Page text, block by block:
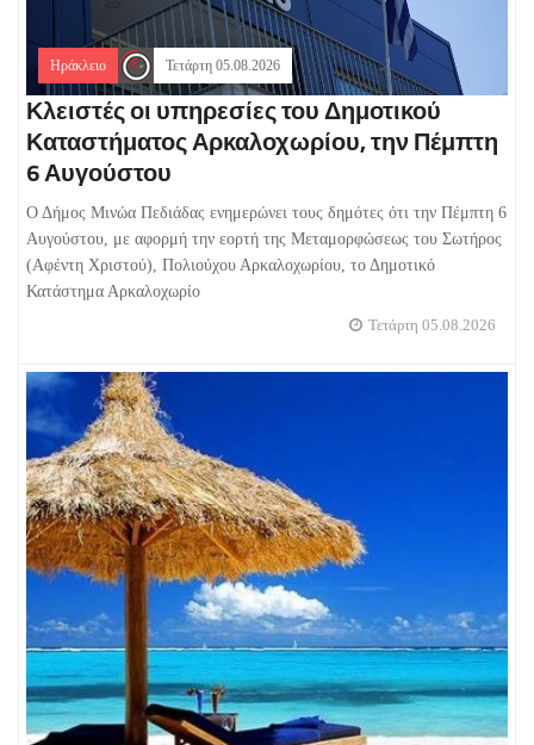
Ηράκλειο Τετάρτη 05.08.2026
Κλειστές οι υπηρεσίες του Δημοτικού
Καταστήματος Αρκαλοχωρίου, την Πέμπτη
6 Αυγούστου
Ο Δήμος Μινώα Πεδιάδας ενημερώνει τους δημότες ότι την Πέμπτη 6
Αυγούστου, με αφορμή την εορτή της Μεταμορφώσεως του Σωτήρος
(Αφέντη Χριστού), Πολιούχου Αρκαλοχωρίου, το Δημοτικό
Κατάστημα Αρκαλοχωρίο
Τετάρτη 05.08.2026